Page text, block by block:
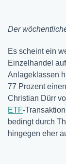
Der
Es scheint ein
Einzelhandel
Anlageklassen
77 Prozent
Christian Dürr
ETF-
bedingt durch
hingegen eher